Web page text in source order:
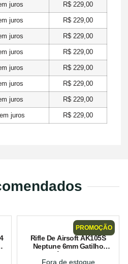
juros R$ 229,00
juros R$ 229,00
juros R$ 229,00
juros R$ 229,00
juros R$ 229,00
juros R$ 229,00
juros R$ 229,00
juros R$ 229,00
PROMOÇÃO
Rifle De Airsoft AK105S
Neptune 6mm Gatilho
Eletrônico Rossi
Fora de estoque